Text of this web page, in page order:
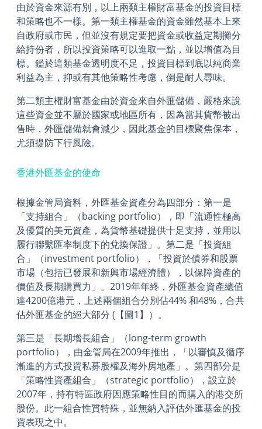
由於資金來源有別，以上兩類主權財富基金的投資目標
和策略也不一樣。第一類主權基金的資金雖然基本上來
自政府或市民，但並沒有規定要把資金或收益定期攤分
給持份者，所以投資策略可以進取一點，並以增值為目
標。鑑於這類基金透明度不足，投資目標到底以純商業
利益為主，抑或有其他策略性考慮，倒是耐人尋味。
第二類主權財富基金由於資金來自外匯儲備，嚴格來說
這些資金並不屬於國家或地區所有，因為當其貨幣被出
售時，外匯儲備就會減少，因此基金的目標聚焦保本，
尤須提防下行風險。
香港外匯基金的使命
根據金管局資料，外匯基金資產分為四部分：第一是
「支持組合」（backing portfolio），即「流通性極高
及優質的美元資產，為貨幣基礎提供十足支持，並用以
履行聯繫匯率制度下的兌換保證」。第二是「投資組
合」（investment portfolio），「投資於債券和股票
市場（包括已發展和新興市場經濟體），以保障資產的
價值及長期購買力」。2019年年終，外匯基金資產總值
達4200億港元，上述兩個組合分別佔44% 和48%，合共
佔外匯基金的絕大部分 (【圖1】）。
第三是「長期增長組合」（long-term growth
portfolio），由金管局在2009年推出，「以審慎及循序
漸進的方式投資私募股權及海外房地產」。第四部分是
「策略性資產組合」（strategic portfolio），設立於
2007年，持有特區政府因應策略性目的而購入的港交所
股份。此一組合性質特殊，並無納入評估外匯基金的投
資表現之中。